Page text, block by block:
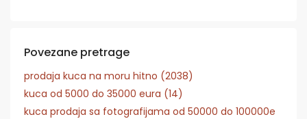
Povezane pretrage
prodaja kuca na moru hitno (2038)
kuca od 5000 do 35000 eura (14)
kuca prodaja sa fotografijama od 50000 do 100000e